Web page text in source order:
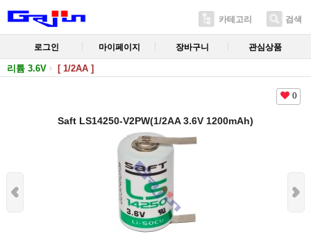
카테고리 검색
로그인 마이페이지 장바구니 관심상품
리튬 3.6V [ 1/2AA ]
0
Saft LS14250-V2PW(1/2AA 3.6V 1200mAh)